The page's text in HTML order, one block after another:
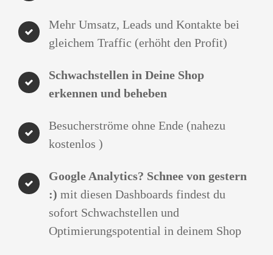
Mehr Umsatz, Leads und Kontakte bei
gleichem Traffic (erhöht den Profit)
Schwachstellen in Deine Shop
erkennen und beheben
Besucherströme ohne Ende (nahezu
kostenlos )
Google Analytics? Schnee von gestern
:) mit diesen Dashboards findest du
sofort Schwachstellen und
Optimierungspotential in deinem Shop